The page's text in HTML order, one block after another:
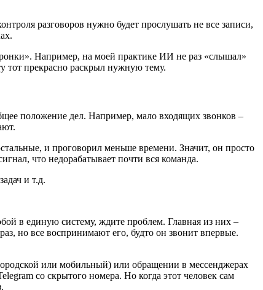
разговоров нужно будет прослушать не все записи,
Например, на моей практике ИИ не раз «слышал»
тот прекрасно раскрыл нужную тему.
положение дел. Например, мало входящих звонков –
и проговорил меньше времени. Значит, он просто
что недорабатывает почти вся команда.
и т.д.
в единую систему, ждите проблем. Главная из них –
но все воспринимают его, будто он звонит впервые.
или мобильный) или обращении в мессенджерах
со скрытого номера. Но когда этот человек сам